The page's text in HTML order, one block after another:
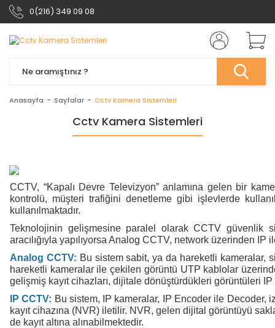
0(216) 349 09 08
Anasayfa Sayfalar Cctv Kamera Sistemleri
Cctv Kamera Sistemleri
CCTV, “Kapalı Devre Televizyon” anlamına gelen bir
kontrolü, müşteri trafiğini denetleme gibi işlevlerde
kullanılmaktadır.
Teknolojinin gelişmesine paralel olarak CCTV güvenlik
aracılığıyla yapılıyorsa Analog CCTV, network üzerinden
Analog CCTV: Bu sistem sabit, ya da hareketli kameralar,
hareketli kameralar ile çekilen görüntü UTP kablolar
gelişmiş kayıt cihazları, dijitale dönüştürdükleri görüntüleri
IP CCTV: Bu sistem, IP kameralar, IP Encoder ile Decoder,
kayıt cihazına (NVR) iletilir. NVR, gelen dijital görüntüyü
de kayıt altına alınabilmektedir.